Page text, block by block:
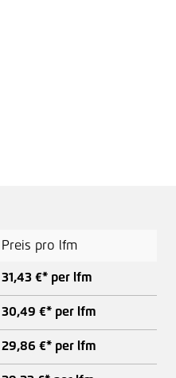
Preis pro lfm
31,43 €* per lfm
30,49 €* per lfm
29,86 €* per lfm